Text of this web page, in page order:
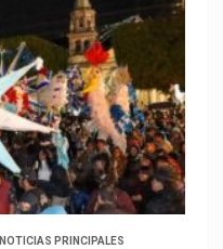
NOTICIAS PRINCIPALES